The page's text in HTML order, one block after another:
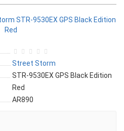
Street Storm
STR-9530EX GPS Black Edition
Red
AR890